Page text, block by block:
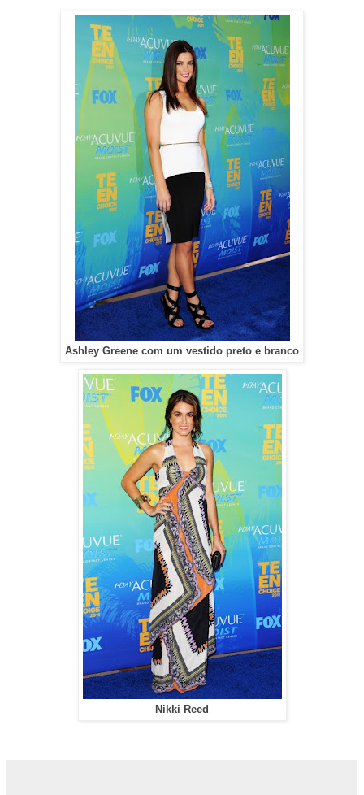
Ashley Greene com um vestido preto e branco
Nikki Reed